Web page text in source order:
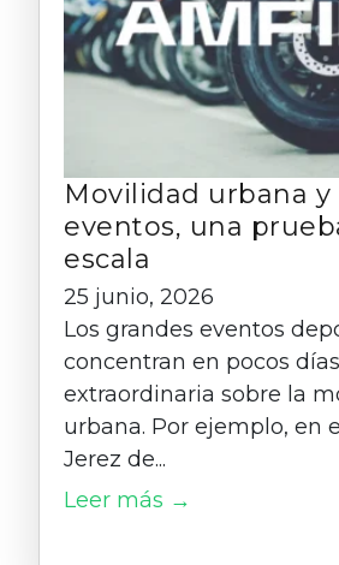
Movilidad urbana y
eventos, una
escala
25 junio, 2026
Los grandes eventos
concentran en pocos
extraordinaria sobre la
urbana. Por ejemplo, en
Jerez de...
Leer más →